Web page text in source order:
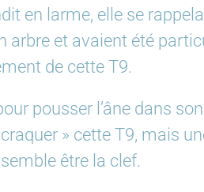
en larme, elle se
arbre et avaient été
de cette T9.
pousser l’âne dans
» cette T9, mais
être la clef.